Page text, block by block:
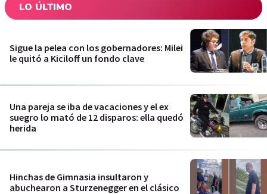
LO ÚLTIMO
Sigue la pelea con los gobernadores: Milei
le quitó a Kiciloff un fondo clave
Una pareja se iba de vacaciones y el ex
suegro lo mató de 12 disparos: ella quedó
herida
Hinchas de Gimnasia insultaron y
abuchearon a Sturzenegger en el clásico